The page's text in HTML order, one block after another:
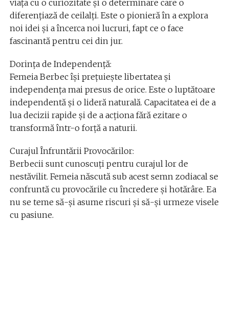
viața cu o curiozitate și o determinare care o
diferențiază de ceilalți. Este o pionieră în a explora
noi idei și a încerca noi lucruri, fapt ce o face
fascinantă pentru cei din jur.
Dorința de Independență:
Femeia Berbec își prețuiește libertatea și
independența mai presus de orice. Este o luptătoare
independentă și o lideră naturală. Capacitatea ei de a
lua decizii rapide și de a acționa fără ezitare o
transformă într-o forță a naturii.
Curajul Înfruntării Provocărilor:
Berbecii sunt cunoscuți pentru curajul lor de
nestăvilit. Femeia născută sub acest semn zodiacal se
confruntă cu provocările cu încredere și hotărâre. Ea
nu se teme să-și asume riscuri și să-și urmeze visele
cu pasiune.